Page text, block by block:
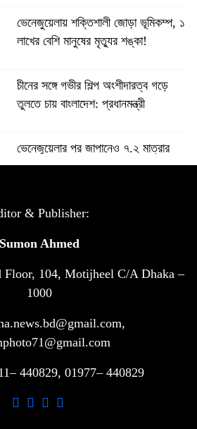
ভেনেজুয়েলায় শক্তিশালী জোড়া ভূমিকম্প, ১
লাখের বেশি মানুষের মৃত্যুর শঙ্কা!
চীনের সঙ্গে গভীর শিল্প অংশীদারত্ব গড়ে
তুলতে চায় বাংলাদেশ: প্রধানমন্ত্রী
ভেনেজুয়েলার পর জাপানেও ৭.২ মাত্রার
শক্তিশালী ভূমিকম্প
টানা ৩ ম্যাচে গোল ভিনির, ইতিহাস বলছে
সরকারি ৩শ কেজি বই বিক্রির অভিযোগ
মাদ্রাসা সুপারের বিরুদ্ধে
গাড়ি বিক্রির পর মালিকানা পরিবর্তনে কঠোর
আ.লীগ ও বিএনপির বিরুদ্ধে সমানভাবে
& Publisher:
Sumon Ahmed
Floor, 104, Motijheel C/A Dhaka –
1000
440829, 01977– 440829